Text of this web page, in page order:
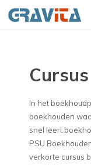
In het
boekhouden
snel leert
PSU
verkorte cursus